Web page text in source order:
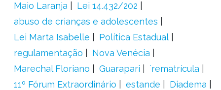
Maio Laranja
Lei 14.432/202
abuso de crianças e adolescentes
Lei Marta Isabelle
Política Estadual
regulamentação
Nova Venécia
Marechal Floriano
Guarapari
´rematrícula
11º Fórum Extraordinário
estande
Diadema